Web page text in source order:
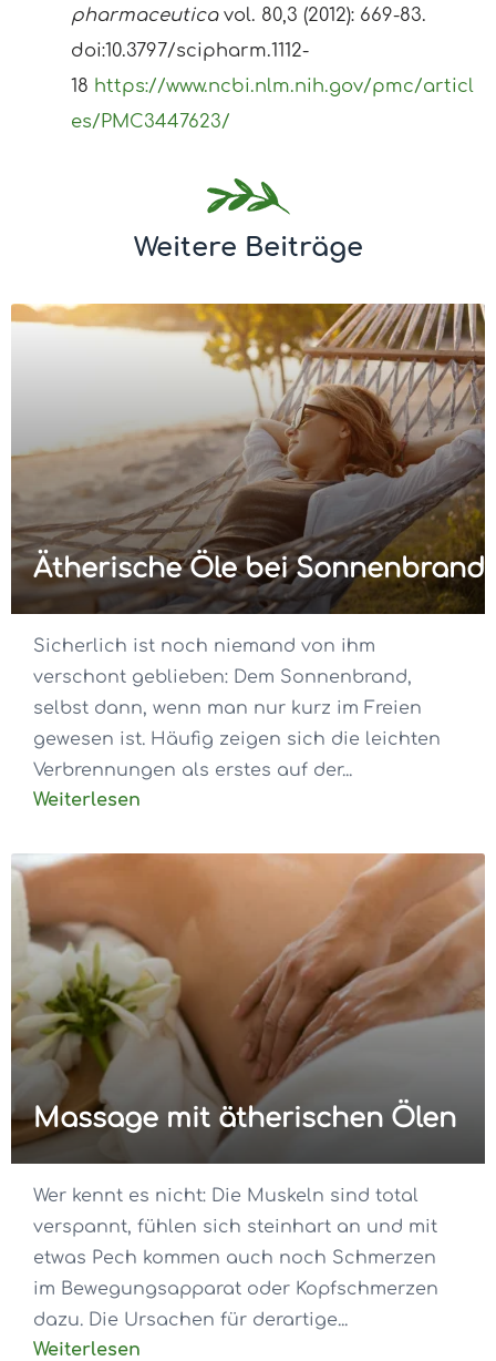
pharmaceuticavol. 80,3 (2012): 669-83.
doi:10.3797/scipharm.1112-
18 https://www.ncbi.nlm.nih.gov/pmc/articl
es/PMC3447623/
Weitere Beiträge
Ätherische Öle bei Sonnenbrand
Sicherlich ist noch niemand von ihm
verschont geblieben: Dem Sonnenbrand,
selbst dann, wenn man nur kurz im Freien
gewesen ist. Häufig zeigen sich die leichten
Verbrennungen als erstes auf der...
Weiterlesen
Massage mit ätherischen Ölen
Wer kennt es nicht: Die Muskeln sind total
verspannt, fühlen sich steinhart an und mit
etwas Pech kommen auch noch Schmerzen
im Bewegungsapparat oder Kopfschmerzen
dazu. Die Ursachen für derartige...
Weiterlesen